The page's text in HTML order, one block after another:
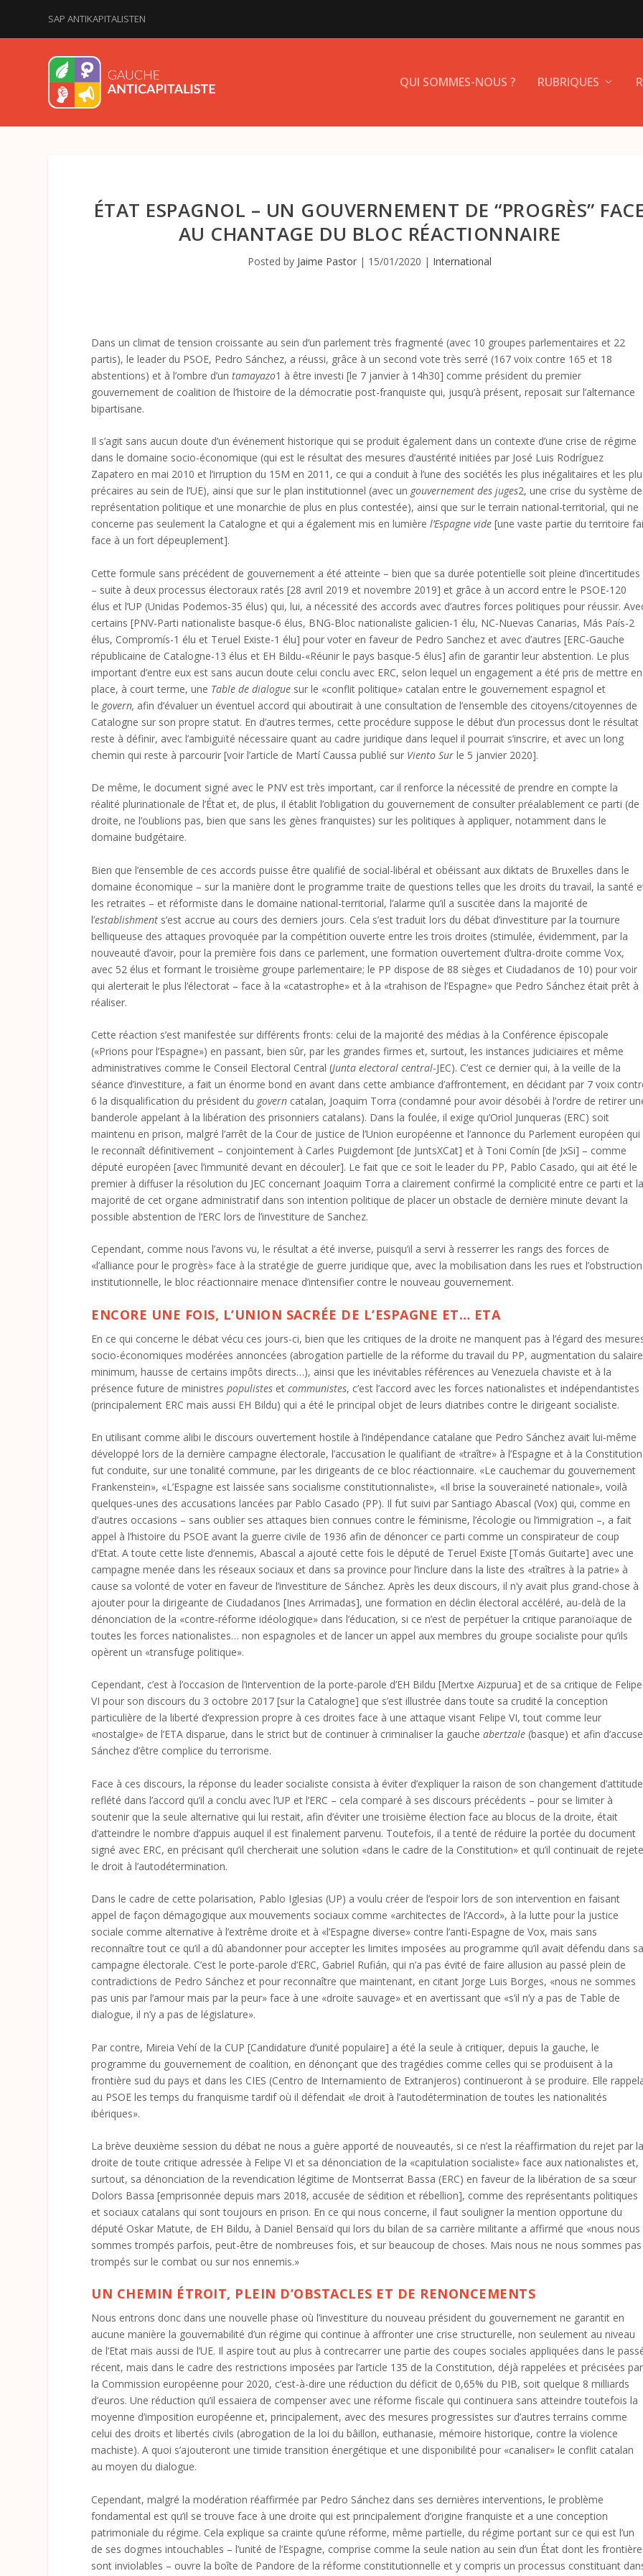
SAP ANTIKAPITALISTEN
QUI SOMMES-NOUS ? RUBRIQUES
ÉTAT ESPAGNOL – UN GOUVERNEMENT DE “PROGRÈS”
AU CHANTAGE DU BLOC RÉACTIONNAIRE
Posted by Jaime Pastor| 15/01/2020 | International
Dans un climat de tension croissante au sein d’un parlement très fragmenté (avec 10 groupes parlementaires et 22
partis), le leader du PSOE, Pedro Sánchez, a réussi, grâce à un second vote très serré (167 voix contre 165 et 18
abstentions) et à l’ombre d’untamayazo1 à être investi [le 7 janvier à 14h30] comme président du premier
gouvernement de coalition de l’histoire de la démocratie post-franquiste qui, jusqu’à présent, reposait sur l’alternance
bipartisane.
Il s’agit sans aucun doute d’un événement historique qui se produit également dans un contexte d’une crise de régime
dans le domaine socio-économique (qui est le résultat des mesures d’austérité initiées par José Luis Rodríguez
Zapatero en mai 2010 et l’irruption du 15M en 2011, ce qui a conduit à l’une des sociétés les plus inégalitaires et les
précaires au sein de l’UE), ainsi que sur le plan institutionnel (avec un gouvernement des juges2, une crise du système de
représentation politique et une monarchie de plus en plus contestée), ainsi que sur le terrain national-territorial, qui ne
concerne pas seulement la Catalogne et qui a également mis en lumièrel’Espagne vide [une vaste partie du territoire
face à un fort dépeuplement].
Cette formule sans précédent de gouvernement a été atteinte – bien que sa durée potentielle soit pleine d’incertitudes
– suite à deux processus électoraux ratés [28 avril 2019 et novembre 2019] et grâce à un accord entre le PSOE-120
élus et l’UP (Unidas Podemos-35 élus) qui, lui, a nécessité des accords avec d’autres forces politiques pour réussir.
certains [PNV-Parti nationaliste basque-6 élus, BNG-Bloc nationaliste galicien-1 élu, NC-Nuevas Canarias, Más País-2
élus, Compromís-1 élu et Teruel Existe-1 élu] pour voter en faveur de Pedro Sanchez et avec d’autres [ERC-Gauche
républicaine de Catalogne-13 élus et EH Bildu-«Réunir le pays basque-5 élus] afin de garantir leur abstention. Le plus
important d’entre eux est sans aucun doute celui conclu avec ERC, selon lequel un engagement a été pris de mettre en
place, à court terme, une Table de dialogue sur le «conflit politique» catalan entre le gouvernement espagnol et
le govern, afin d’évaluer un éventuel accord qui aboutirait à une consultation de l’ensemble des citoyens/citoyennes de
Catalogne sur son propre statut. En d’autres termes, cette procédure suppose le début d’un processus dont le résultat
reste à définir, avec l’ambiguïté nécessaire quant au cadre juridique dans lequel il pourrait s’inscrire, et avec un long
chemin qui reste à parcourir [voir l’article de Martí Caussa publié sur Viento Sur le 5 janvier 2020].
De même, le document signé avec le PNV est très important, car il renforce la nécessité de prendre en compte la
réalité plurinationale de l’État et, de plus, il établit l’obligation du gouvernement de consulter préalablement ce parti (de
droite, ne l’oublions pas, bien que sans les gènes franquistes) sur les politiques à appliquer, notamment dans le
domaine budgétaire.
Bien que l’ensemble de ces accords puisse être qualifié de social-libéral et obéissant aux diktats de Bruxelles dans le
domaine économique – sur la manière dont le programme traite de questions telles que les droits du travail, la santé
les retraites – et réformiste dans le domaine national-territorial, l’alarme qu’il a suscitée dans la majorité de
l’establishment s’est accrue au cours des derniers jours. Cela s’est traduit lors du débat d’investiture par la tournure
belliqueuse des attaques provoquée par la compétition ouverte entre les trois droites (stimulée, évidemment, par la
nouveauté d’avoir, pour la première fois dans ce parlement, une formation ouvertement d’ultra-droite comme Vox,
avec 52 élus et formant le troisième groupe parlementaire; le PP dispose de 88 sièges et Ciudadanos de 10) pour voir
qui alerterait le plus l’électorat – face à la «catastrophe» et à la «trahison de l’Espagne» que Pedro Sánchez était prêt à
réaliser.
Cette réaction s’est manifestée sur différents fronts: celui de la majorité des médias à la Conférence épiscopale
(«Prions pour l’Espagne») en passant, bien sûr, par les grandes firmes et, surtout, les instances judiciaires et même
administratives comme le Conseil Electoral Central (Junta electoral central-JEC). C’est ce dernier qui, à la veille de la
séance d’investiture, a fait un énorme bond en avant dans cette ambiance d’affrontement, en décidant par 7 voix
6 la disqualification du président du govern catalan, Joaquim Torra (condamné pour avoir désobéi à l’ordre de retirer
banderole appelant à la libération des prisonniers catalans). Dans la foulée, il exige qu’Oriol Junqueras (ERC) soit
maintenu en prison, malgré l’arrêt de la Cour de justice de l’Union européenne et l’annonce du Parlement européen qui
le reconnaît définitivement – conjointement à Carles Puigdemont [de JuntsXCat] et à Toni Comín [de JxSi] – comme
député européen [avec l’immunité devant en découler]. Le fait que ce soit le leader du PP, Pablo Casado, qui ait été le
premier à diffuser la résolution du JEC concernant Joaquim Torra a clairement confirmé la complicité entre ce parti et
majorité de cet organe administratif dans son intention politique de placer un obstacle de dernière minute devant la
possible abstention de l’ERC lors de l’investiture de Sanchez.
Cependant, comme nous l’avons vu, le résultat a été inverse, puisqu’il a servi à resserrer les rangs des forces de
«l’alliance pour le progrès» face à la stratégie de guerre juridique que, avec la mobilisation dans les rues et l’obstruction
institutionnelle, le bloc réactionnaire menace d’intensifier contre le nouveau gouvernement.
ENCORE UNE FOIS, L’UNION SACRÉE DE L’ESPAGNE ET… ETA
En ce qui concerne le débat vécu ces jours-ci, bien que les critiques de la droite ne manquent pas à l’égard des
socio-économiques modérées annoncées (abrogation partielle de la réforme du travail du PP, augmentation du salaire
minimum, hausse de certains impôts directs…), ainsi que les inévitables références au Venezuela chaviste et à la
présence future de ministrespopulistes etcommunistes, c’est l’accord avec les forces nationalistes et indépendantistes
(principalement ERC mais aussi EH Bildu) qui a été le principal objet de leurs diatribes contre le dirigeant socialiste.
En utilisant comme alibi le discours ouvertement hostile à l’indépendance catalane que Pedro Sánchez avait lui-même
développé lors de la dernière campagne électorale, l’accusation le qualifiant de «traître» à l’Espagne et à la Constitution
fut conduite, sur une tonalité commune, par les dirigeants de ce bloc réactionnaire. «Le cauchemar du gouvernement
Frankenstein», «L’Espagne est laissée sans socialisme constitutionnaliste», «Il brise la souveraineté nationale», voilà
quelques-unes des accusations lancées par Pablo Casado (PP). Il fut suivi par Santiago Abascal (Vox) qui, comme en
d’autres occasions – sans oublier ses attaques bien connues contre le féminisme, l’écologie ou l’immigration –, a fait
appel à l’histoire du PSOE avant la guerre civile de 1936 afin de dénoncer ce parti comme un conspirateur de coup
d’Etat. A toute cette liste d’ennemis, Abascal a ajouté cette fois le député de Teruel Existe [Tomás Guitarte] avec une
campagne menée dans les réseaux sociaux et dans sa province pour l’inclure dans la liste des «traîtres à la patrie» à
cause sa volonté de voter en faveur de l’investiture de Sánchez. Après les deux discours, il n’y avait plus grand-chose à
ajouter pour la dirigeante de Ciudadanos [Ines Arrimadas], une formation en déclin électoral accéléré, au-delà de la
dénonciation de la «contre-réforme idéologique» dans l’éducation, si ce n’est de perpétuer la critique paranoïaque de
toutes les forces nationalistes… non espagnoles et de lancer un appel aux membres du groupe socialiste pour qu’ils
opèrent un «transfuge politique».
Cependant, c’est à l’occasion de l’intervention de la porte-parole d’EH Bildu [Mertxe Aizpurua] et de sa critique de Felipe
VI pour son discours du 3 octobre 2017 [sur la Catalogne] que s’est illustrée dans toute sa crudité la conception
particulière de la liberté d’expression propre à ces droites face à une attaque visant Felipe VI, tout comme leur
«nostalgie» de l’ETA disparue, dans le strict but de continuer à criminaliser la gaucheabertzale (basque) et afin
Sánchez d’être complice du terrorisme.
Face à ces discours, la réponse du leader socialiste consista à éviter d’expliquer la raison de son changement
reflété dans l’accord qu’il a conclu avec l’UP et l’ERC – cela comparé à ses discours précédents – pour se limiter à
soutenir que la seule alternative qui lui restait, afin d’éviter une troisième élection face au blocus de la droite, était
d’atteindre le nombre d’appuis auquel il est finalement parvenu. Toutefois, il a tenté de réduire la portée du document
signé avec ERC, en précisant qu’il chercherait une solution «dans le cadre de la Constitution» et qu’il continuait de
le droit à l’autodétermination.
Dans le cadre de cette polarisation, Pablo Iglesias (UP) a voulu créer de l’espoir lors de son intervention en faisant
appel de façon démagogique aux mouvements sociaux comme «architectes de l’Accord», à la lutte pour la justice
sociale comme alternative à l’extrême droite et à «l’Espagne diverse» contre l’anti-Espagne de Vox, mais sans
reconnaître tout ce qu’il a dû abandonner pour accepter les limites imposées au programme qu’il avait défendu dans
campagne électorale. C’est le porte-parole d’ERC, Gabriel Rufián, qui n’a pas évité de faire allusion au passé plein de
contradictions de Pedro Sánchez et pour reconnaître que maintenant, en citant Jorge Luis Borges, «nous ne sommes
pas unis par l’amour mais par la peur» face à une «droite sauvage» et en avertissant que «s’il n’y a pas de Table de
dialogue, il n’y a pas de législature».
Par contre, Mireia Vehí de la CUP [Candidature d’unité populaire] a été la seule à critiquer, depuis la gauche, le
programme du gouvernement de coalition, en dénonçant que des tragédies comme celles qui se produisent à la
frontière sud du pays et dans les CIES (Centro de Internamiento de Extranjeros) continueront à se produire. Elle
au PSOE les temps du franquisme tardif où il défendait «le droit à l’autodétermination de toutes les nationalités
ibériques».
La brève deuxième session du débat ne nous a guère apporté de nouveautés, si ce n’est la réaffirmation du rejet par
droite de toute critique adressée à Felipe VI et sa dénonciation de la «capitulation socialiste» face aux nationalistes et,
surtout, sa dénonciation de la revendication légitime de Montserrat Bassa (ERC) en faveur de la libération de sa sœur
Dolors Bassa [emprisonnée depuis mars 2018, accusée de sédition et rébellion], comme des représentants politiques
et sociaux catalans qui sont toujours en prison. En ce qui nous concerne, il faut souligner la mention opportune du
député Oskar Matute, de EH Bildu, à Daniel Bensaïd qui lors du bilan de sa carrière militante a affirmé que «nous nous
sommes trompés parfois, peut-être de nombreuses fois, et sur beaucoup de choses. Mais nous ne nous sommes pas
trompés sur le combat ou sur nos ennemis.»
UN CHEMIN ÉTROIT, PLEIN D’OBSTACLES ET DE RENONCEMENTS
Nous entrons donc dans une nouvelle phase où l’investiture du nouveau président du gouvernement ne garantit en
aucune manière la gouvernabilité d’un régime qui continue à affronter une crise structurelle, non seulement au niveau
de l’Etat mais aussi de l’UE. Il aspire tout au plus à contrecarrer une partie des coupes sociales appliquées dans le
récent, mais dans le cadre des restrictions imposées par l’article 135 de la Constitution, déjà rappelées et précisées par
la Commission européenne pour 2020, c’est-à-dire une réduction du déficit de 0,65% du PIB, soit quelque 8 milliards
d’euros. Une réduction qu’il essaiera de compenser avec une réforme fiscale qui continuera sans atteindre toutefois la
moyenne d’imposition européenne et, principalement, avec des mesures progressistes sur d’autres terrains comme
celui des droits et libertés civils (abrogation de la loi du bâillon, euthanasie, mémoire historique, contre la violence
machiste). A quoi s’ajouteront une timide transition énergétique et une disponibilité pour «canaliser» le conflit catalan
au moyen du dialogue.
Cependant, malgré la modération réaffirmée par Pedro Sánchez dans ses dernières interventions, le problème
fondamental est qu’il se trouve face à une droite qui est principalement d’origine franquiste et a une conception
patrimoniale du régime. Cela explique sa crainte qu’une réforme, même partielle, du régime portant sur ce qui est l’un
de ses dogmes intouchables – l’unité de l’Espagne, comprise comme la seule nation au sein d’un État dont les
sont inviolables – ouvre la boîte de Pandore de la réforme constitutionnelle et y compris un processus constituant